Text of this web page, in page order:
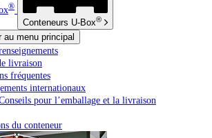
®
Conteneurs U-Box®
au menu principal
livraison
fréquentes
internationaux
pour l’emballage et la livraison
du conteneur